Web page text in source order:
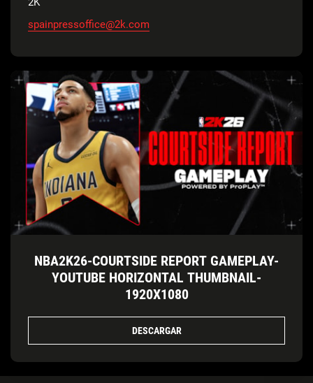
spainpressoffice@2k.com
NBA2K26-COURTSIDE REPORT GAMEPLAY-
YOUTUBE HORIZONTAL THUMBNAIL-
1920X1080
DESCARGAR